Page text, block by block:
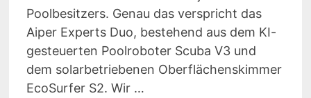
Poolbesitzers. Genau das verspricht das
Aiper Experts Duo, bestehend aus dem KI-
gesteuerten Poolroboter Scuba V3 und
dem solarbetriebenen Oberflächenskimmer
EcoSurfer S2. Wir …